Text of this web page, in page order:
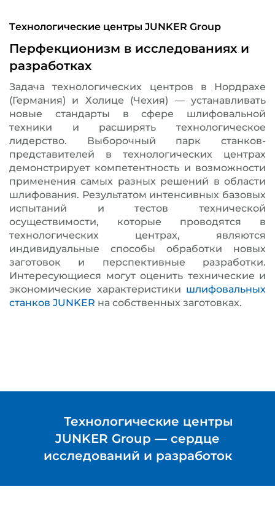
Tехнологические центры JUNKER Group
Перфекционизм в исследованиях и
разработках
Задача технологических центров в Нордрахе
(Германия) и Холице (Чехия) — устанавливать
новые стандарты в сфере шлифовальной
техники и расширять технологическое
лидерство. Выборочный парк станков-
представителей в технологических центрах
демонстрирует компетентность и возможности
применения самых разных решений в области
шлифования. Результатом интенсивных базовых
испытаний и тестов технической
осуществимости, которые проводятся в
технологических центрах, являются
индивидуальные способы обработки новых
заготовок и перспективные разработки.
Интересующиеся могут оценить технические и
экономические характеристики шлифовальных
станков JUNKER на собственных заготовках.
Технологические центры
JUNKER Group — сердце
исследований и разработок